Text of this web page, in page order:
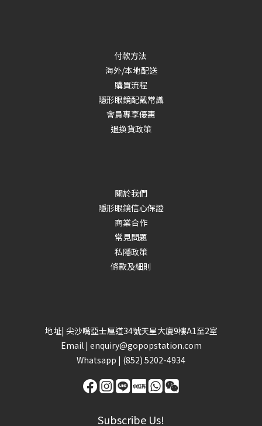
付款方法
海外/本地配送
購買流程
隱形眼鏡配戴常識
會員專享優惠
退換貨政策
關於我們
隱形眼鏡信心保證
商業合作
常見問題
私隱政策
條款及細則
地址| 尖沙嘴亞士厘道34號天星大廈9樓A1至2室
Email | enquiry@gopopstation.com
Whatsapp | (852) 5202-4934
Subscribe Us!